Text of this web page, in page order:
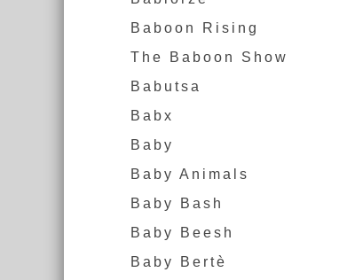
Baboon Rising
The Baboon Show
Babutsa
Babx
Baby
Baby Animals
Baby Bash
Baby Beesh
Baby Bertè